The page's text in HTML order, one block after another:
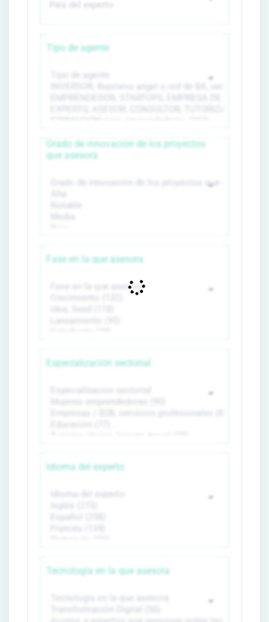
Tipo de agente
Grado de innovación de los proyectos
que asesora
Fase en la que asesora
Especialización sectorial
Idioma del experto
Tecnología en la que asesora